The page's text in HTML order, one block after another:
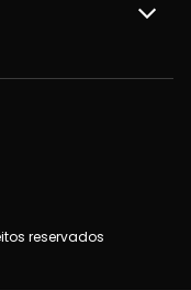
reservados